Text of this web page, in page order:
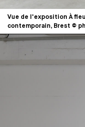
Vue de l'exposition À
contemporain, Brest ©